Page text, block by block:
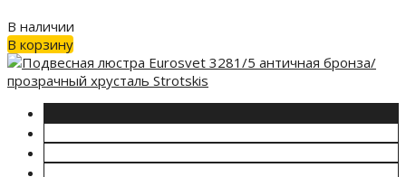
В наличии
В корзину